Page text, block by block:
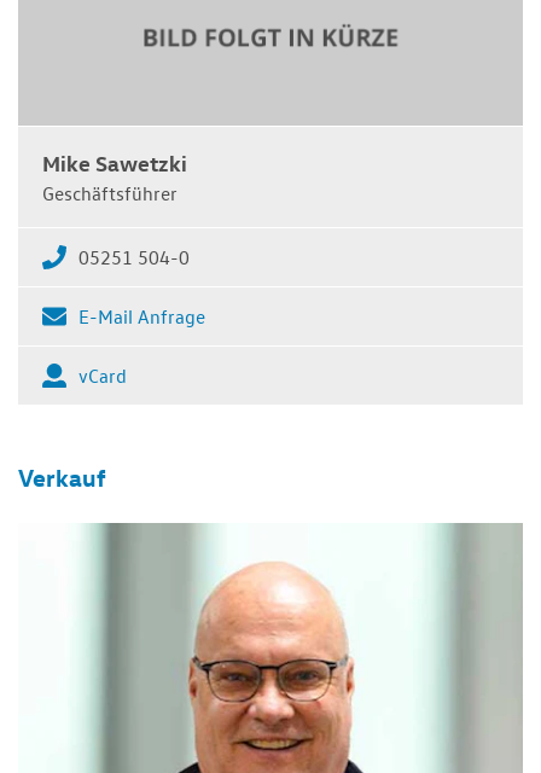
Mike Sawetzki
Geschäftsführer
05251 504-0
E-Mail Anfrage
vCard
Verkauf